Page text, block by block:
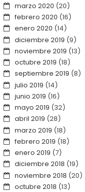
marzo 2020 (20)
febrero 2020 (16)
enero 2020 (14)
diciembre 2019 (9)
noviembre 2019 (13)
octubre 2019 (18)
septiembre 2019 (8)
julio 2019 (14)
junio 2019 (16)
mayo 2019 (32)
abril 2019 (28)
marzo 2019 (18)
febrero 2019 (18)
enero 2019 (7)
diciembre 2018 (19)
noviembre 2018 (20)
octubre 2018 (13)